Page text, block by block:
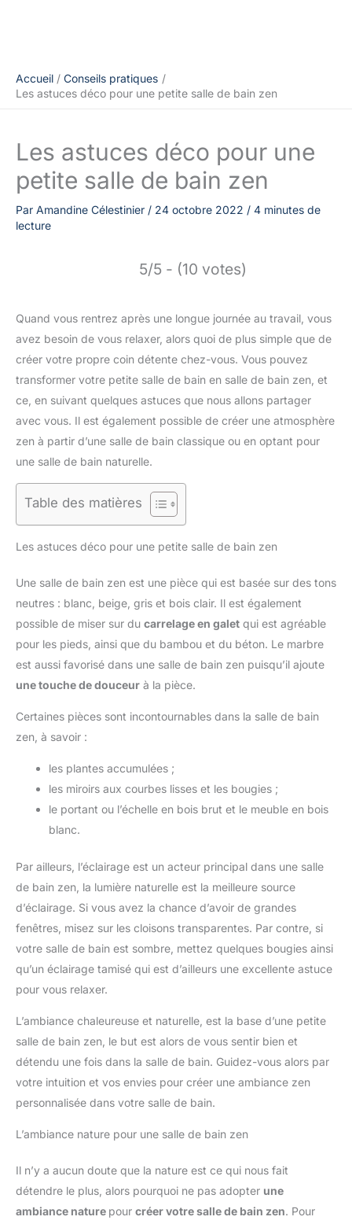
Accueil
Conseils pratiques
Les astuces déco pour une petite salle de bain zen
Les astuces déco pour une
petite salle de bain zen
Par Amandine Célestinier / 24 octobre 2022 / 4 minutes de
lecture
5/5 - (10 votes)
Quand vous rentrez après une longue journée au travail, vous
avez besoin de vous relaxer, alors quoi de plus simple que de
créer votre propre coin détente chez-vous. Vous pouvez
transformer votre petite salle de bain en salle de bain zen, et
ce, en suivant quelques astuces que nous allons partager
avec vous. Il est également possible de créer une atmosphère
zen à partir d’une salle de bain classique ou en optant pour
une salle de bain naturelle.
Table des matières
Les astuces déco pour une petite salle de bain zen
Une salle de bain zen est une pièce qui est basée sur des tons
neutres : blanc, beige, gris et bois clair. Il est également
possible de miser sur du carrelage en galet qui est agréable
pour les pieds, ainsi que du bambou et du béton. Le marbre
est aussi favorisé dans une salle de bain zen puisqu’il ajoute
une touche de douceur à la pièce.
Certaines pièces sont incontournables dans la salle de bain
zen, à savoir :
les plantes accumulées ;
les miroirs aux courbes lisses et les bougies ;
le portant ou l’échelle en bois brut et le meuble en bois
blanc.
Par ailleurs, l’éclairage est un acteur principal dans une salle
de bain zen, la lumière naturelle est la meilleure source
d’éclairage. Si vous avez la chance d’avoir de grandes
fenêtres, misez sur les cloisons transparentes. Par contre, si
votre salle de bain est sombre, mettez quelques bougies ainsi
qu’un éclairage tamisé qui est d’ailleurs une excellente astuce
pour vous relaxer.
L’ambiance chaleureuse et naturelle, est la base d’une petite
salle de bain zen, le but est alors de vous sentir bien et
détendu une fois dans la salle de bain. Guidez-vous alors par
votre intuition et vos envies pour créer une ambiance zen
personnalisée dans votre salle de bain.
L’ambiance nature pour une salle de bain zen
Il n’y a aucun doute que la nature est ce qui nous fait
détendre le plus, alors pourquoi ne pas adopter une
ambiance nature pour créer votre salle de bain zen. Pour